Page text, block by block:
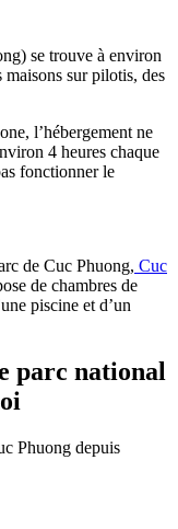
se trouve à environ
sur pilotis, des
l’hébergement ne
4 heures chaque
fonctionner le
de Cuc Phuong, Cuc
de chambres de
piscine et d’un
parc national
Phuong depuis